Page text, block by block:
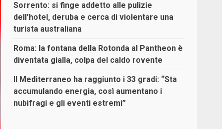
Sorrento: si finge addetto alle pulizie
dell’hotel, deruba e cerca di violentare una
turista australiana
Roma: la fontana della Rotonda al Pantheon è
diventata gialla, colpa del caldo rovente
Il Mediterraneo ha raggiunto i 33 gradi: “Sta
accumulando energia, così aumentano i
nubifragi e gli eventi estremi”